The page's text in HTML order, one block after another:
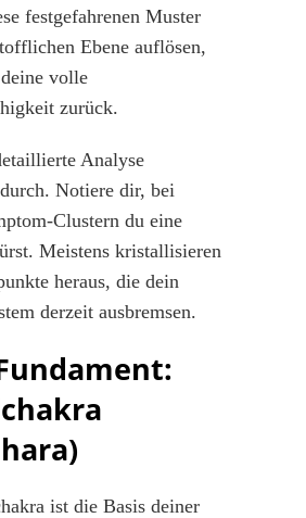
festgefahrenen Muster
Ebene auflösen,
volle
zurück.
Analyse
Notiere dir, bei
Clustern du eine
Meistens kristallisieren
heraus, die dein
derzeit ausbremsen.
ist die Basis deiner